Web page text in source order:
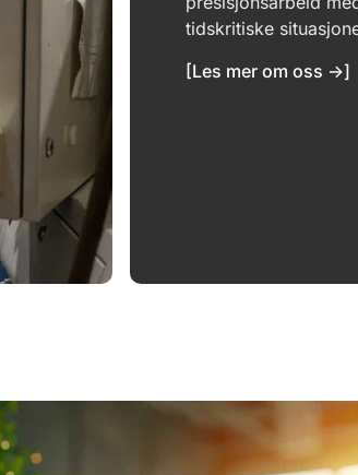
tidskritiske
[Les mer om oss ->]